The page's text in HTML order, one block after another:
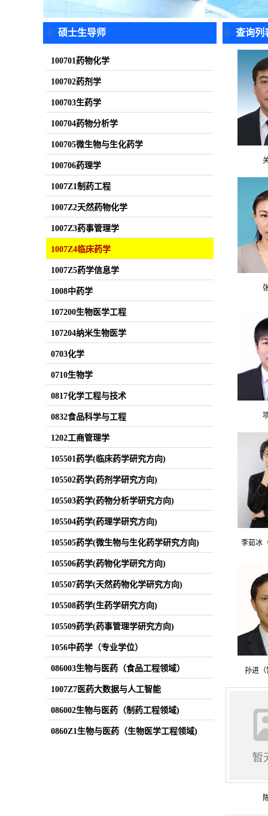
硕士生导师
100701药物化学
100702药剂学
100703生药学
100704药物分析学
100705微生物与生化药学
100706药理学
1007Z1制药工程
1007Z2天然药物化学
1007Z3药事管理学
1007Z4临床药学
1007Z5药学信息学
1008中药学
107200生物医学工程
107204纳米生物医学
0703化学
0710生物学
0817化学工程与技术
0832食品科学与工程
1202工商管理学
105501药学(临床药学研究方向)
105502药学(药剂学研究方向)
105503药学(药物分析学研究方向)
105504药学(药理学研究方向)
105505药学(微生物与生化药学研究方向)
105506药学(药物化学研究方向)
105507药学(天然药物化学研究方向)
105508药学(生药学研究方向)
105509药学(药事管理学研究方向)
1056中药学（专业学位）
086003生物与医药（食品工程领域）
1007Z7医药大数据与人工智能
086002生物与医药（制药工程领域)
0860Z1生物与医药（生物医学工程领域)
查询列
李茹冰
孙进（